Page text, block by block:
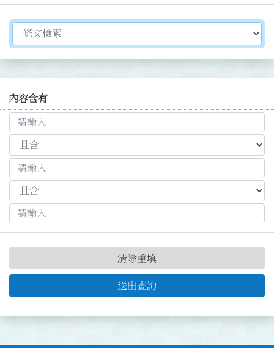
切換選擇法規資訊內容
內容含有
送出查詢
清除重填